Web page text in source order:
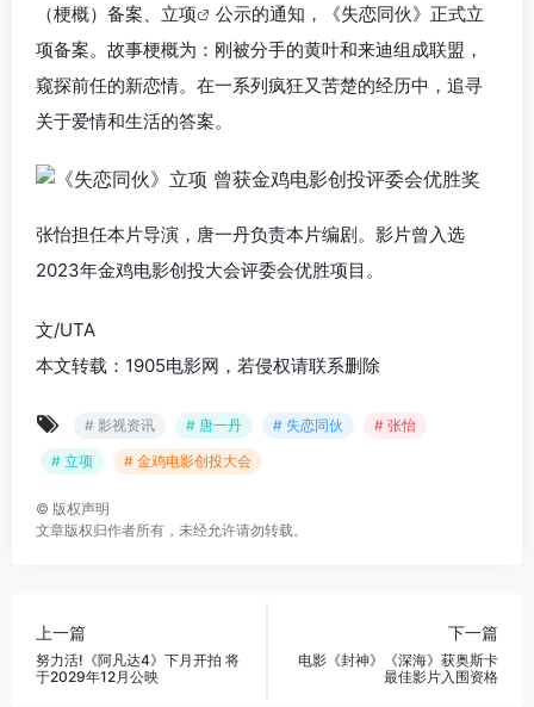
（梗概）备案、 立项
公示的通知，《失恋同伙》正式立
项备案。故事梗概为：刚被分手的黄叶和来迪组成联盟，
窥探前任的新恋情。在一系列疯狂又苦楚的经历中，追寻
关于爱情和生活的答案。
张怡担任本片导演，唐一丹负责本片编剧。影片曾入选
2023年金鸡电影创投大会评委会优胜项目。
文/UTA
本文转载：1905电影网，若侵权请联系删除
# 影视资讯 # 唐一丹 # 失恋同伙
# 张怡
# 立项
# 金鸡电影创投大会
© 版权声明
文章版权归作者所有，未经允许请勿转载。
上一篇
努力活!《阿凡达4》下月开拍 将
于2029年12月公映
下一篇
电影《封神》《深海》获奥斯卡
最佳影片入围资格